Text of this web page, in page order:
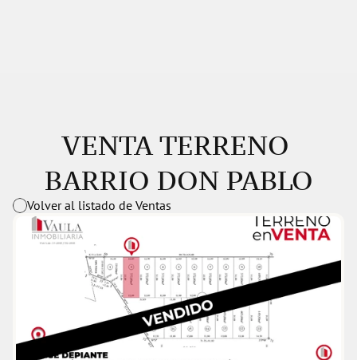
VENTA TERRENO
BARRIO DON PABLO
Volver al listado de Ventas